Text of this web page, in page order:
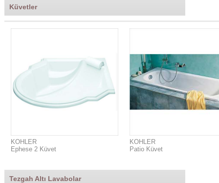
Küvetler
KOHLER
Ephese 2 Küvet
KOHLER
Patio Küvet
Tezgah Altı Lavabolar